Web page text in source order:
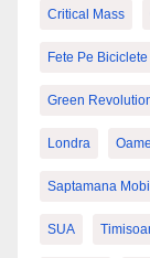
Critical Mass
Fete Pe Biciclete
Green
Londra
Saptamana
SUA